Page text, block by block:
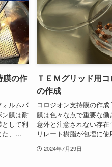
膜の作
ルムバ
ン膜は耐
して利
た、…
ＴＥＭグリッド用
の作成
コロジオン支持膜の作
膜は色々な点で重要な働
意外と注意されない存在
リレート樹脂が包埋に
2024年7月29日